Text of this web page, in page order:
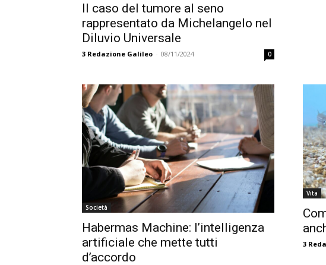
Il caso del tumore al seno
rappresentato da Michelangelo nel
Diluvio Universale
3 Redazione Galileo - 08/11/2024 0
Società
Habermas Machine: l’intelligenza
artificiale che mette tutti
d’accordo
Vita
3